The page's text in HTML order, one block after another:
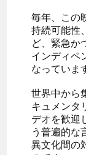
毎年、この
持続可能性
ど、緊急か
インディペ
なっていま
世界中から
キュメンタ
デオを歓迎
う普遍的な
異文化間の